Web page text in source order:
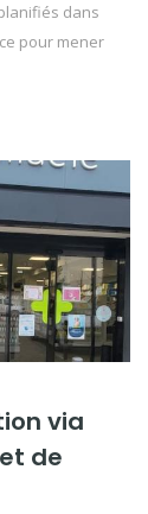
dans
pour mener
via
de